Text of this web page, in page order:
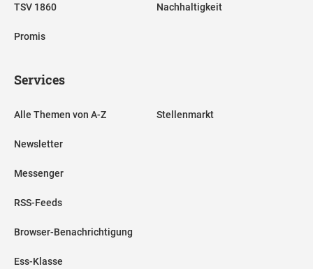
TSV 1860
Promis
Nachhaltigkeit
Services
Alle Themen von A-Z
Newsletter
Messenger
RSS-Feeds
Browser-Benachrichtigung
Ess-Klasse
Stellenmarkt